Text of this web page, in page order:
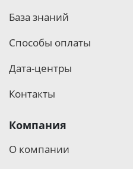
База знаний
Способы оплаты
Дата-центры
Контакты
Компания
О компании